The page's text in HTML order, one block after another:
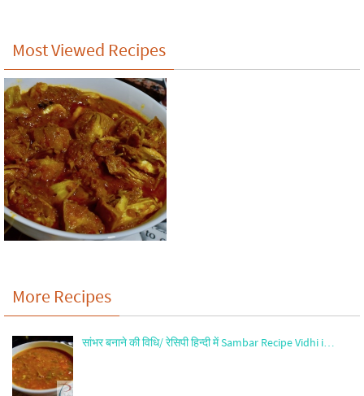
Most Viewed Recipes
More Recipes
सांभर बनाने की विधि/ रेसिपी हिन्दी में Sambar Recipe Vidhi i…